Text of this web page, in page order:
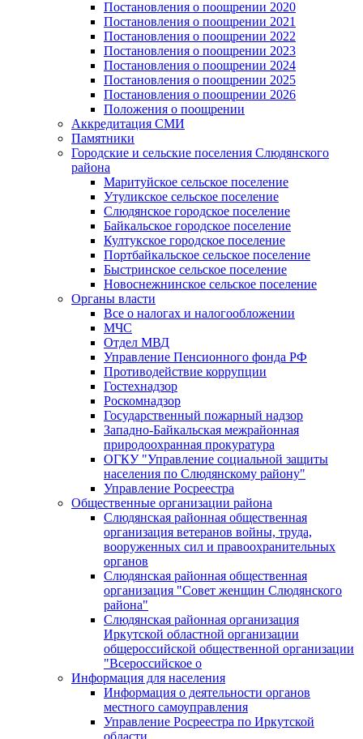
Постановления о поощрении 2020
Постановления о поощрении 2021
Постановления о поощрении 2022
Постановления о поощрении 2023
Постановления о поощрении 2024
Постановления о поощрении 2025
Постановления о поощрении 2026
Положения о поощрении
Аккредитация СМИ
Памятники
Городские и сельские поселения Слюдянского
района
Маритуйское сельское поселение
Утуликское сельское поселение
Слюдянское городское поселение
Байкальское городское поселение
Култукское городское поселение
Портбайкальское сельское поселение
Быстринское сельское поселение
Новоснежнинское сельское поселение
Органы власти
Все о налогах и налогообложении
МЧС
Отдел МВД
Управление Пенсионного фонда РФ
Противодействие коррупции
Гостехнадзор
Роскомнадзор
Государственный пожарный надзор
Западно-Байкальская межрайонная
природоохранная прокуратура
ОГКУ "Управление социальной защиты
населения по Слюдянскому району"
Управление Росреестра
Общественные организации района
Слюдянская районная общественная
организация ветеранов войны, труда,
вооруженных сил и правоохранительных
органов
Слюдянская районная общественная
организация "Совет женщин Слюдянского
района"
Слюдянская районная организация
Иркутской областной организации
общероссийской общественной организации
"Всероссийское о
Информация для населения
Информация о деятельности органов
местного самоуправления
Управление Росреестра по Иркутской
области